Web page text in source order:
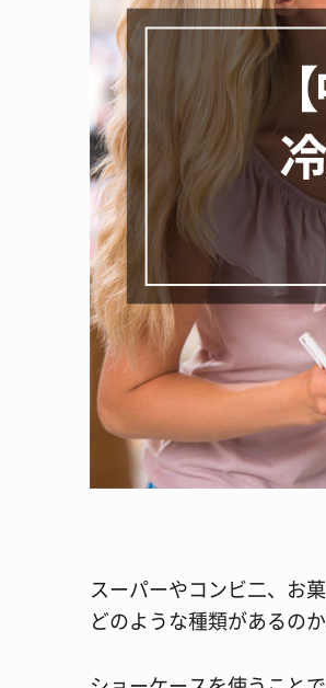
スーパーやコンビ二、お
どのような種類があるの